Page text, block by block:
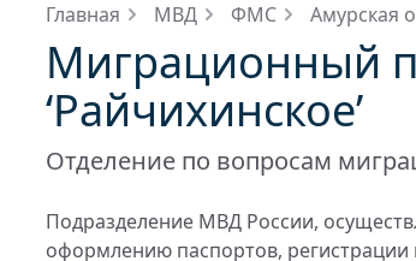
Главная МВД ФМС Амурская
Миграционный
‘Райчихинское’
Отделение по вопросам
Подразделение МВД России,
оформлению паспортов, регистрации